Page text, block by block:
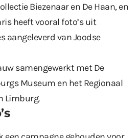
Biezenaar en De Haan, en
heeft vooral foto’s uit
aangeleverd van Joodse
samengewerkt met De
Museum en het Regionaal
Limburg.